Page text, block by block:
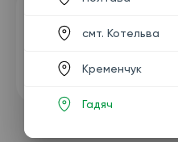
смт. Котельва
Кременчук
Гадяч